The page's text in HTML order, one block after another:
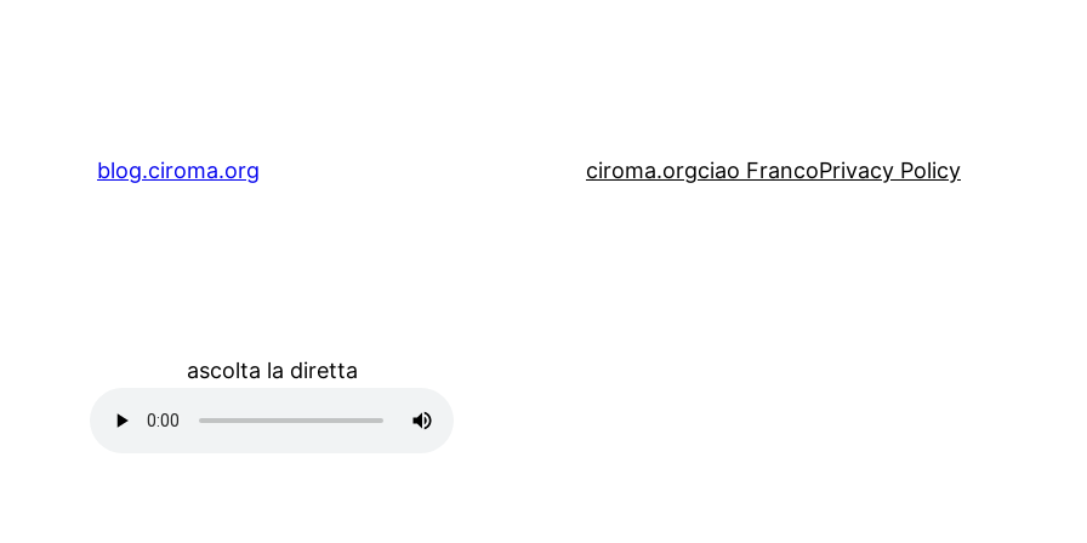
blog.ciroma.org ciroma.orgciao FrancoPrivacy Policy
ascolta la diretta